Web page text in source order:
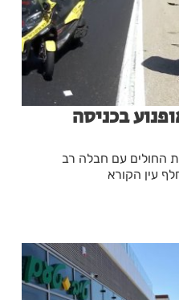
בכניסה
פונה אל בית החולים עם חבלה רב
עין הקורא